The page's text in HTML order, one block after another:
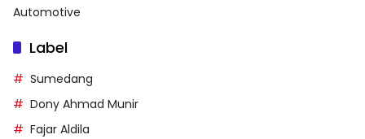
Automotive
Label
Sumedang
Dony Ahmad Munir
Fajar Aldila